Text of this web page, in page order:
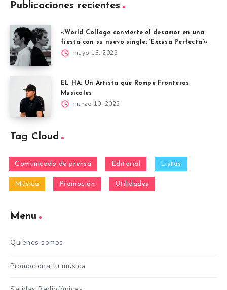
Publicaciones recientes
«World Collage convierte el desamor en una
fiesta con su nuevo single: ‘Excusa Perfecta'»
mayo 13, 2025
EL HA: Un Artista que Rompe Fronteras
Musicales
marzo 10, 2025
Tag Cloud
Comunicado de prensa Editorial Listas
Música Promoción Utilidades
Menu
Quienes somos
Promociona tu música